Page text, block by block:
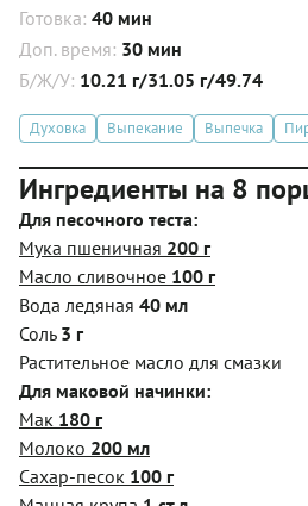
Готовка: 40 мин
Доп. время: 30 мин
Б/Ж/У: 10.21 г/31.05 г/49.74
Духовка Выпекание Выпечка
Ингредиенты на 8
Для песочного теста:
Мука пшеничная 200 г
Масло сливочное 100 г
Вода ледяная 40 мл
Соль 3 г
Растительное масло для смазки
Для маковой начинки:
Мак 180 г
Молоко 200 мл
Сахар-песок 100 г